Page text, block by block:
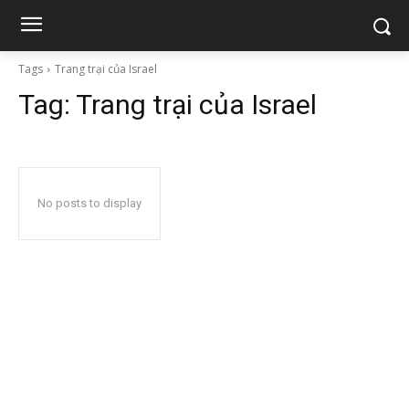
Tags Trang trại của Israel
Tag: Trang trại của Israel
No posts to display